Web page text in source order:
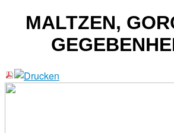
MALTZEN,